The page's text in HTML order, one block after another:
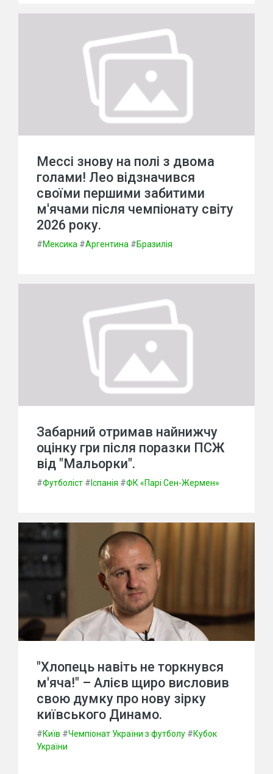
Мессі знову на полі з двома
голами! Лео відзначився
своїми першими забитими
м'ячами після чемпіонату світу
2026 року.
#Мексика #Аргентина #Бразилія
Забарний отримав найнижчу
оцінку гри після поразки ПСЖ
від "Мальорки".
#Футболіст # Іспанія #ФК «Парі Сен-Жермен»
"Хлопець навіть не торкнувся
м'яча!" – Алієв щиро висловив
свою думку про нову зірку
київського Динамо.
#Київ #Чемпіонат України з футболу #Кубок
України